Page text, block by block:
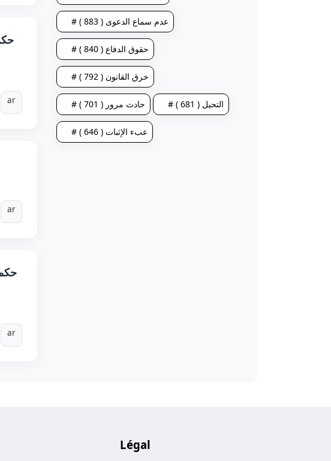
ar
ar
ar
# عدم سماع الدعوى ( 883 )
# حقوق الدفاع ( 840 )
# خرق القانون ( 792 )
# حادث مرور ( 701 ) # التحيل ( 681 )
# عبء الإثبات ( 646 )
Légal